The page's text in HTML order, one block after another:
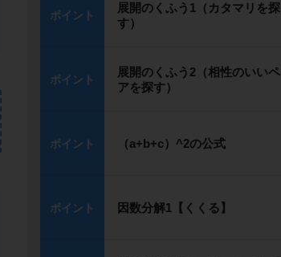
ポイント
展開のくふう1（カタマリを探
す）
ポイント
展開のくふう2（相性のいいペ
アを探す）
ポイント （a+b+c）^2の公式
ポイント 因数分解1【くくる】